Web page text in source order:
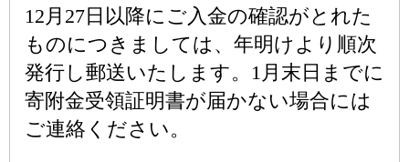
12月27日以降にご入金の確認がとれた
ものにつきましては、年明けより順次
発行し郵送いたします。1月末日までに
寄附金受領証明書が届かない場合には
ご連絡ください。